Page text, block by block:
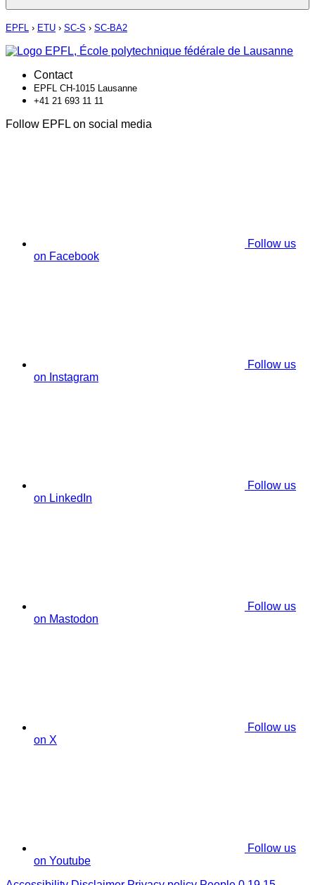
EPFL › ETU › SC-S › SC-BA2
Contact
EPFL CH-1015 Lausanne
+41 21 693 11 11
Follow EPFL on social media
Follow us
on Facebook
Follow us
on Instagram
Follow us
on LinkedIn
Follow us
on Mastodon
Follow us
on X
Follow us
on Youtube